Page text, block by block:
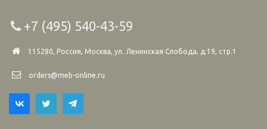
+7 (495) 540-43-59
115280, Россия, Москва, ул. Ленинская Слобода, д.19, стр.1
orders@meb-online.ru